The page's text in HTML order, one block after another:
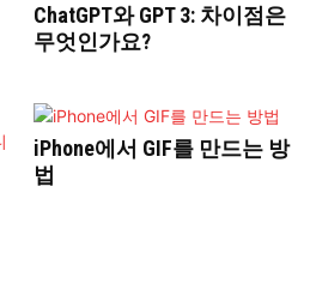
ChatGPT와 GPT 3: 차이점은
무엇인가요?
iPhone에서 GIF를 만드는 방
법